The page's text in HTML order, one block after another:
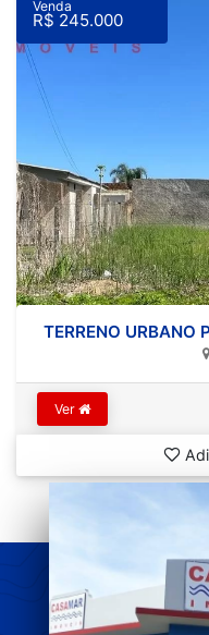
Venda
R$ 245.000
TERRENO URBANO
Ver